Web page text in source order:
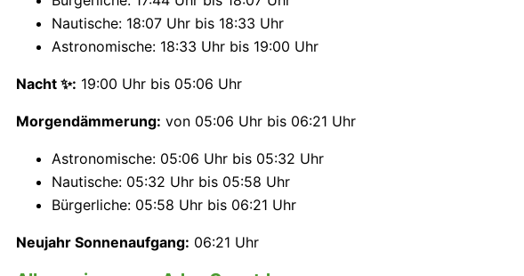
Nautische: 18:07 Uhr bis 18:33 Uhr
Astronomische: 18:33 Uhr bis 19:00 Uhr
Nacht ✨: 19:00 Uhr bis 05:06 Uhr
Morgendämmerung: von 05:06 Uhr bis 06:21 Uhr
Astronomische: 05:06 Uhr bis 05:32 Uhr
Nautische: 05:32 Uhr bis 05:58 Uhr
Bürgerliche: 05:58 Uhr bis 06:21 Uhr
Neujahr Sonnenaufgang: 06:21 Uhr